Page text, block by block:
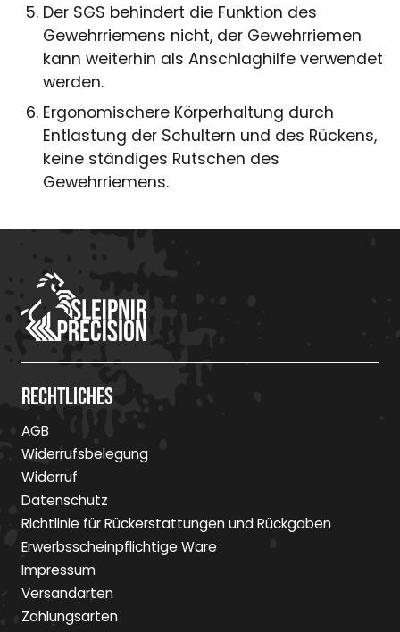
Der SGS behindert die Funktion des
Gewehrriemens nicht, der Gewehrriemen
kann weiterhin als Anschlaghilfe verwendet
werden.
Ergonomischere Körperhaltung durch
Entlastung der Schultern und des Rückens,
keine ständiges Rutschen des
Gewehrriemens.
Rechtliches
AGB
Widerrufsbelegung
Widerruf
Datenschutz
Richtlinie für Rückerstattungen und Rückgaben
Erwerbsscheinpflichtige Ware
Impressum
Versandarten
Zahlungsarten